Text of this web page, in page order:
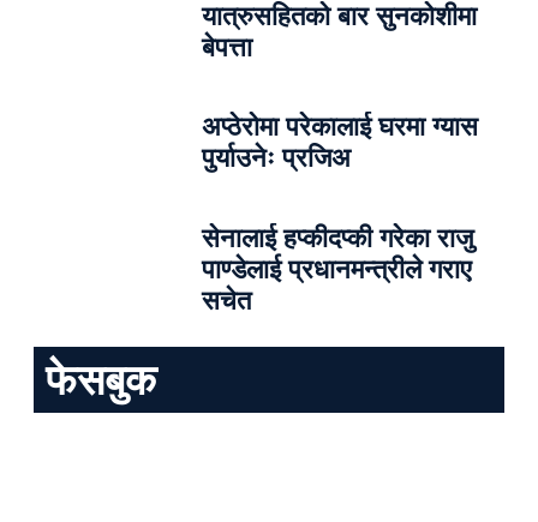
यात्रुसहितको बार सुनकोशीमा
बेपत्ता
अप्ठेरोमा परेकालाई घरमा ग्यास
पुर्याउनेः प्रजिअ
सेनालाई हप्कीदप्की गरेका राजु
पाण्डेलाई प्रधानमन्त्रीले गराए
सचेत
फेसबुक